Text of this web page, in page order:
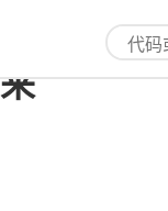
西方
来